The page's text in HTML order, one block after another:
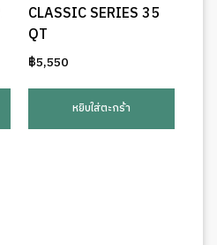
CLASSIC SERIES 35
QT
฿5,550
หยิบใส่ตะกร้า